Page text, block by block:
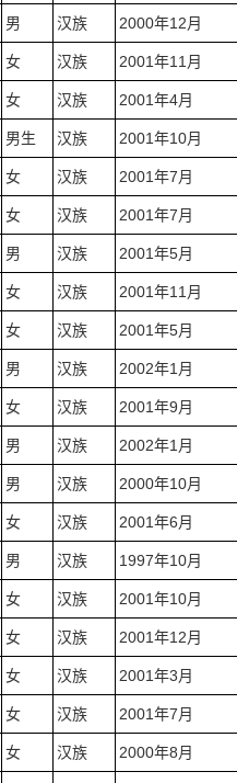
男 汉族 2000年12月
女 汉族 2001年11月
女 汉族 2001年4月
男生 汉族 2001年10月
女 汉族 2001年7月
女 汉族 2001年7月
男 汉族 2001年5月
女 汉族 2001年11月
女 汉族 2001年5月
男 汉族 2002年1月
女 汉族 2001年9月
男 汉族 2002年1月
男 汉族 2000年10月
女 汉族 2001年6月
男 汉族 1997年10月
女 汉族 2001年10月
女 汉族 2001年12月
女 汉族 2001年3月
女 汉族 2001年7月
女 汉族 2000年8月